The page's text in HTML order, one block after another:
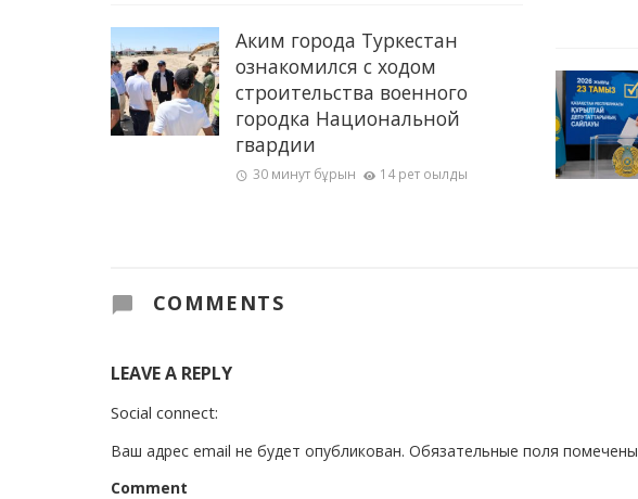
Аким города Туркестан
ознакомился с ходом
строительства военного
городка Национальной
гвардии
30 минут бұрын 14 рет оқылды
COMMENTS
LEAVE A REPLY
Social connect:
Ваш адрес email не будет опубликован. Обязательные поля помечены
Comment